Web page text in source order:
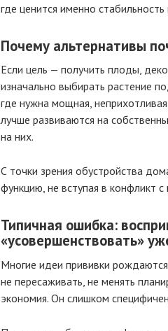
где ценится именно
Почему альтернативы
Если цель — получить плоды,
изначально выбирать растение
где нужна мощная,
лучше развиваются на
на них.
С точки зрения обустройства
функцию, не вступая в конфликт
Типичная ошибка:
«усовершенствовать»
Многие идеи прививки
не пересаживать, не менять
экономия. Он слишком